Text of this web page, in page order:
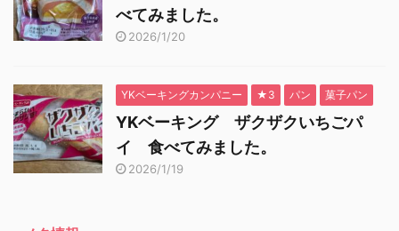
べてみました。
2026/1/20
YKベーキングカンパニー ★3 パン 菓子パン
YKベーキング ザクザクいちごパ
イ 食べてみました。
2026/1/19